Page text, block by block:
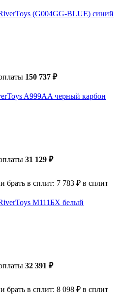
(G004GG-BLUE) синий
150 737 ₽
A999AA черный карбон
31 129 ₽
брать в сплит: 7 783 ₽ в сплит
М111БХ белый
32 391 ₽
брать в сплит: 8 098 ₽ в сплит